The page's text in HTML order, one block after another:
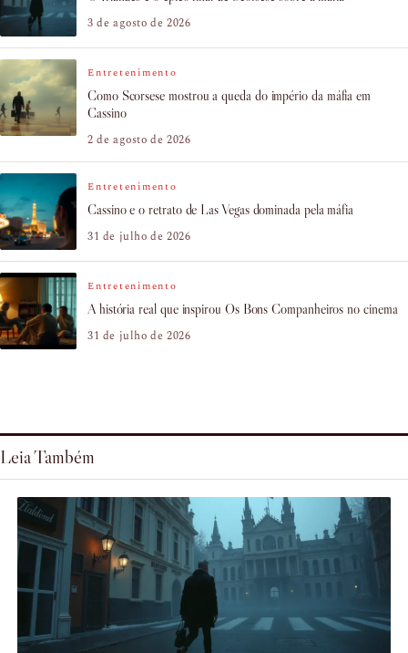
3 de agosto de 2026
Entretenimento
Como Scorsese mostrou a queda do império da máfia em
Cassino
2 de agosto de 2026
Entretenimento
Cassino e o retrato de Las Vegas dominada pela máfia
31 de julho de 2026
Entretenimento
A história real que inspirou Os Bons Companheiros no cinema
31 de julho de 2026
Leia Também